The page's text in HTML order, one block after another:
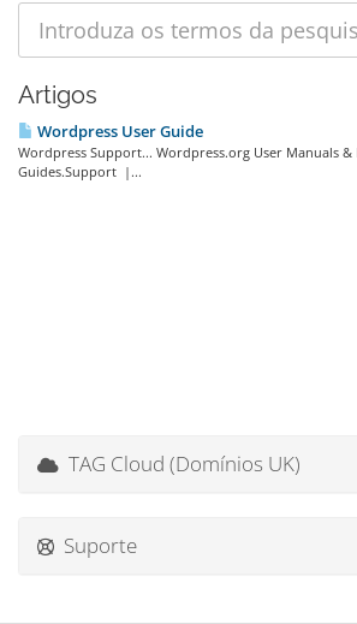
Artigos
Wordpress User Guide
Wordpress Support... Wordpress.org User Manuals
Guides.Support |...
TAG Cloud (Domínios UK)
Suporte